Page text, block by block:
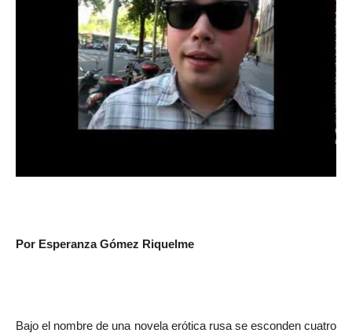
Por Esperanza Gómez Riquelme
Bajo el nombre de una novela erótica rusa se esconden cuatro